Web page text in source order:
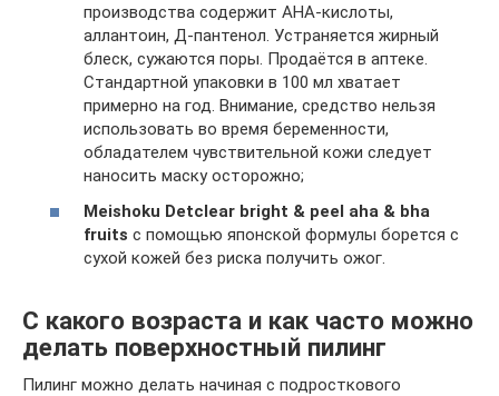
производства содержит АНА-кислоты,
аллантоин, Д-пантенол. Устраняется жирный
блеск, сужаются поры. Продаётся в аптеке.
Стандартной упаковки в 100 мл хватает
примерно на год. Внимание, средство нельзя
использовать во время беременности,
обладателем чувствительной кожи следует
наносить маску осторожно;
Meishoku Detclear bright & peel aha & bha
fruits с помощью японской формулы борется с
сухой кожей без риска получить ожог.
С какого возраста и как часто можно
делать поверхностный пилинг
Пилинг можно делать начиная с подросткового